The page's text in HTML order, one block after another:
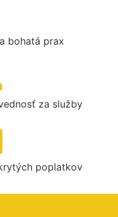
bohatá prax
za služby
poplatkov